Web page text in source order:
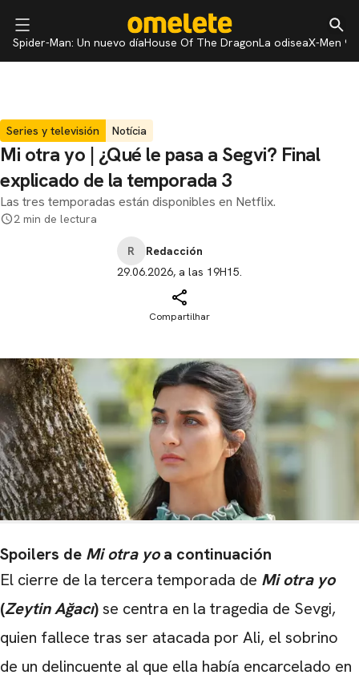
Spider-Man: Un nuevo díaHouse Of The DragonLa odiseaX-Men 97
Series y televisión Notícia
Mi otra yo | ¿Qué le pasa a Segvi? Final
explicado de la temporada 3
Las tres temporadas están disponibles en Netflix.
2 min de lectura
R
Redacción
29.06.2026, a las 19H15.
Compartilhar
Spoilers de Mi otra yoa continuación
El cierre de la tercera temporada de Mi otra yo
(Zeytin Ağacı)se centra en la tragedia de Sevgi,
quien fallece tras ser atacada por Ali, el sobrino
de un delincuente al que ella había encarcelado en